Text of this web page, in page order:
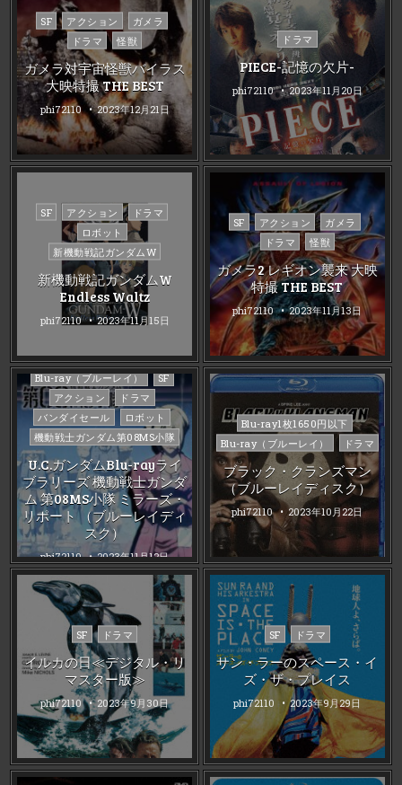
Posted
in
SF アクション
ガメラ
ドラマ
怪獣
ガメラ対宇宙怪獣バイラス
大映特撮 THE BEST
phi72110 2023年12月21日
Posted
in
ドラマ
PIECE-記憶の欠片-
phi72110 2023年11月20日
Posted
SF アクション
ドラマ
ロボット
新機動戦記ガンダムW
新機動戦記ガンダムW
Endless Waltz
phi72110 2023年11月15日
Posted
in
SF アクション
ガメラ
ドラマ
怪獣
ガメラ2 レギオン襲来 大映
特撮 THE BEST
phi72110 2023年11月13日
Posted
in
Blu-ray（ブルーレイ）
SF
アクション
ドラマ
バンダイセール
ロボット
機動戦士ガンダム第08MS小隊
U.C.ガンダムBlu-rayライ
ブラリーズ 機動戦士ガンダ
ム 第08MS小隊 ミラーズ・
リポート （ブルーレイディ
スク）
phi72110 2023年11月12日
Posted
in
Blu-ray1枚1650円以下
Blu-ray（ブルーレイ）
ドラマ
ブラック・クランズマン
（ブルーレイディスク）
phi72110 2023年10月22日
Posted
in
SF ドラマ
イルカの日≪デジタル・リ
マスター版≫
phi72110 2023年9月30日
Posted
in
SF ドラマ
サン・ラーのスペース・イ
ズ・ザ・プレイス
phi72110 2023年9月29日